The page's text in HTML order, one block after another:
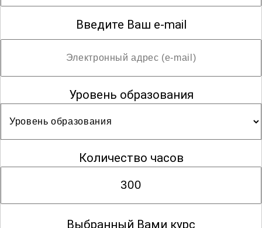
Введите Ваш e-mail
Уровень образования
Количество часов
Выбранный Вами курс